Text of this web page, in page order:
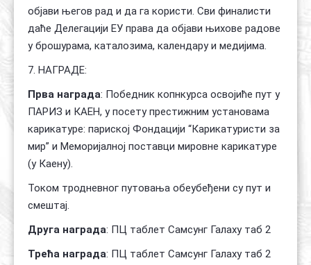
објави његов рад и да га користи. Сви финалисти
даће Делегацији ЕУ права да објави њихове радове
у брошурама, каталозима, календару и медијима.
7. НАГРАДЕ:
Прва награда: Победник копнкурса освојиће пут у
ПАРИЗ и КАЕН, у посету престижним установама
карикатуре: париској Фондацији “Карикатуристи за
мир” и Меморијалној поставци мировне карикатуре
(у Каену).
Током тродневног путовања обеyбеђени су пут и
смештај.
Друга награда: ПЦ таблет Самсунг Галаxy таб 2
Трећа награда: ПЦ таблет Самсунг Галаxy таб 2